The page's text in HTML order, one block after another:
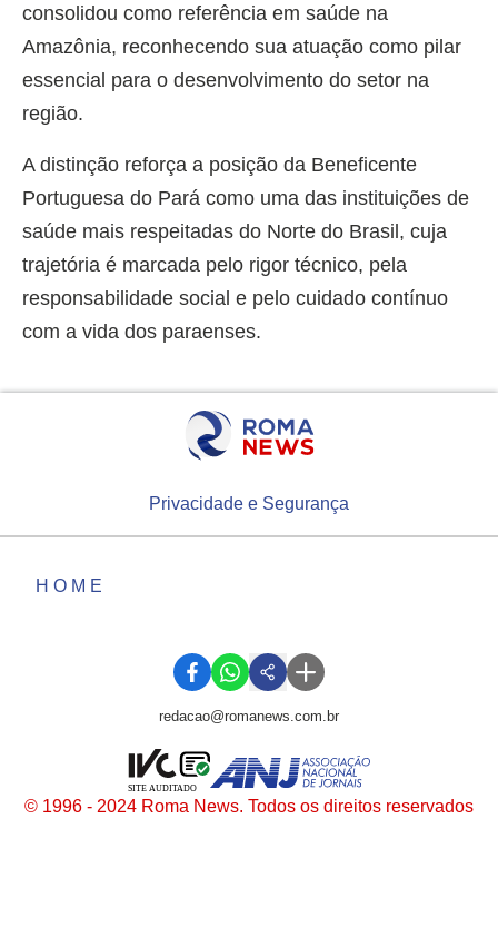
consolidou como referência em saúde na
Amazônia, reconhecendo sua atuação como pilar
essencial para o desenvolvimento do setor na
região.
A distinção reforça a posição da Beneficente
Portuguesa do Pará como uma das instituições de
saúde mais respeitadas do Norte do Brasil, cuja
trajetória é marcada pelo rigor técnico, pela
responsabilidade social e pelo cuidado contínuo
com a vida dos paraenses.
Privacidade e Segurança
HOME
redacao@romanews.com.br
© 1996 - 2024 Roma News. Todos os direitos reservados
SITE AUDITADO